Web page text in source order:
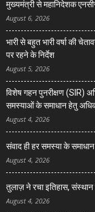
मुख्यमंत्री से महानिदेशक
August 6, 2026
भारी से बहुत भारी वर्षा की
पर रहने के निर्देश
August 5, 2026
विशेष गहन पुनरीक्षण (SIR)
समस्याओं के समाधान हेतु
August 4, 2026
संवाद ही हर समस्या के
August 4, 2026
तुलाज़ ने रचा इतिहास, संस्थान
August 4, 2026